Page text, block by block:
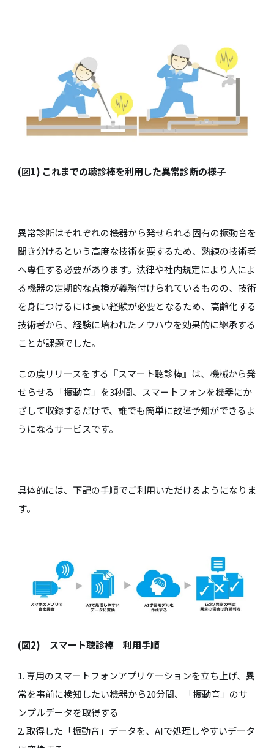
(図1) これまでの聴診棒を利用した異常診断の様子
異常診断はそれぞれの機器から発せられる固有の振動音を
聞き分けるという高度な技術を要するため、熟練の技術者
へ専任する必要があります。法律や社内規定により人によ
る機器の定期的な点検が義務付けられているものの、技術
を身につけるには長い経験が必要となるため、高齢化する
技術者から、経験に培われたノウハウを効果的に継承する
ことが課題でした。
この度リリースをする『スマート聴診棒』は、機械から発
せらせる「振動音」を3秒間、スマートフォンを機器にか
ざして収録するだけで、誰でも簡単に故障予知ができるよ
うになるサービスです。
具体的には、下記の手順でご利用いただけるようになりま
す。
(図2) スマート聴診棒 利用手順
1. 専用のスマートフォンアプリケーションを立ち上げ、異
常を事前に検知したい機器から20分間、「振動音」のサ
ンプルデータを取得する
2. 取得した「振動音」データを、AIで処理しやすいデータ